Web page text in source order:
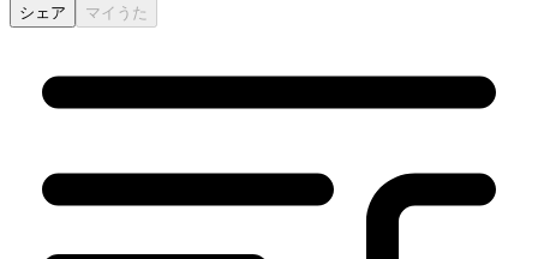
シェア マイうた